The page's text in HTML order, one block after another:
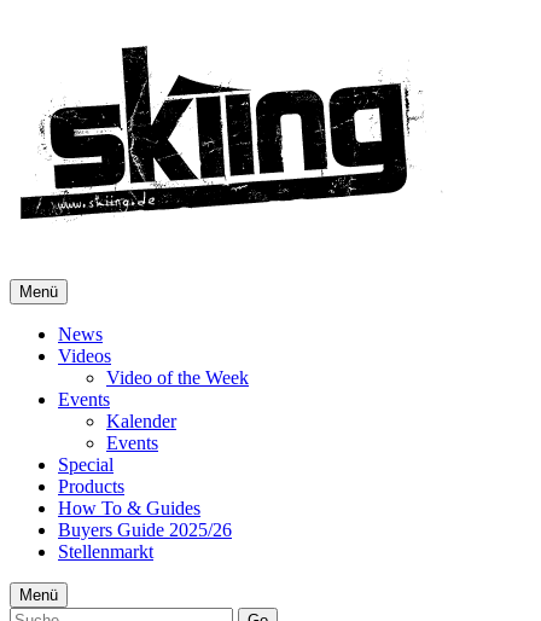
Menü
News
Videos
Video of the Week
Events
Kalender
Events
Special
Products
How To & Guides
Buyers Guide 2025/26
Stellenmarkt
Menü